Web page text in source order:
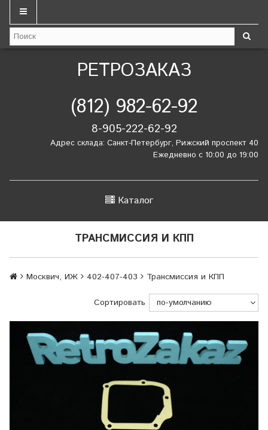
РЕТРОЗАКАЗ
(812) 982-62-92
8-905-222-62-92
Адрес склада: Санкт-Петербург, Рижский проспект 40
Ежедневно с 10:00 до 19:00
Каталог
ТРАНСМИССИЯ И КПП
Москвич, ИЖ 402-407-403 Трансмиссия и КПП
Сортировать